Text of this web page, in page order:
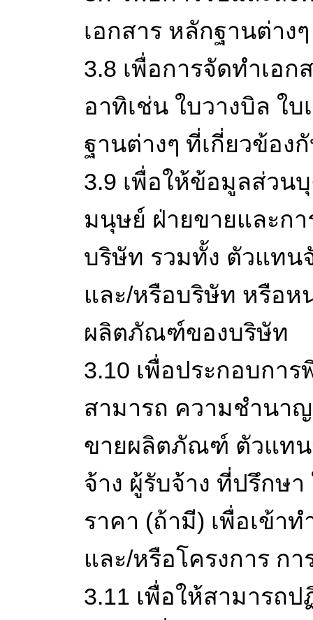
เอกสาร หลักฐานต่างๆ
3.8 เพื่อการจัดทำเอก
อาทิเช่น ใบวางบิล ใ
ฐานต่างๆ ที่เกี่ยวข้อง
3.9 เพื่อให้ข้อมูลส่วน
มนุษย์ ฝ่ายขายและก
บริษัท รวมทั้ง ตัวแท
และ/หรือบริษัท หรือห
ผลิตภัณฑ์ของบริษัท
3.10 เพื่อประกอบกา
สามารถ ความชำนา
ขายผลิตภัณฑ์ ตัวแทน
จ้าง ผู้รับจ้าง ที่ปรึกษ
ราคา (ถ้ามี) เพื่อเข้า
และ/หรือโครงการ ก
3.11 เพื่อให้สามารถ